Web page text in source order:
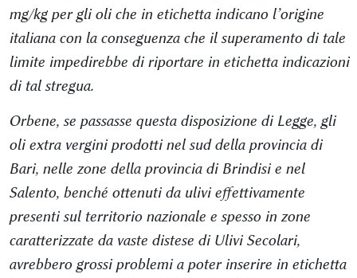
mg/kg per gli oli che in etichetta indicano l’origine
italiana con la conseguenza che il superamento di tale
limite impedirebbe di riportare in etichetta indicazioni
di tal stregua.
Orbene, se passasse questa disposizione di Legge, gli
oli extra vergini prodotti nel sud della provincia di
Bari, nelle zone della provincia di Brindisi e nel
Salento, benché ottenuti da ulivi effettivamente
presenti sul territorio nazionale e spesso in zone
caratterizzate da vaste distese di Ulivi Secolari,
avrebbero grossi problemi a poter inserire in etichetta